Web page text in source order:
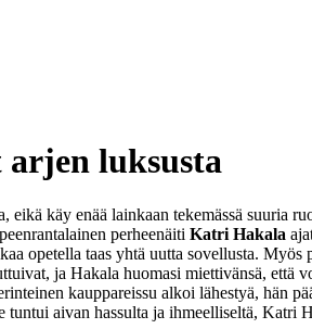
luksusta
käy enää lainkaan tekemässä suuria
perheenäiti Katri Hakala
opetella taas yhtä uutta sovellusta.
ja Hakala huomasi miettivänsä,
kauppareissu alkoi lähestyä, hän
aivan hassulta ja ihmeelliseltä, Katri